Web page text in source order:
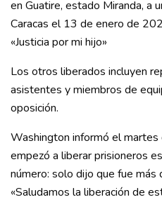
en Guatire, estado Miranda, a
Caracas el 13 de enero de
«Justicia por mi hijo»
Los otros liberados incluyen
asistentes y miembros de
oposición.
Washington informó el martes
empezó a liberar prisioneros
número: solo dijo que fue más
«Saludamos la liberación de